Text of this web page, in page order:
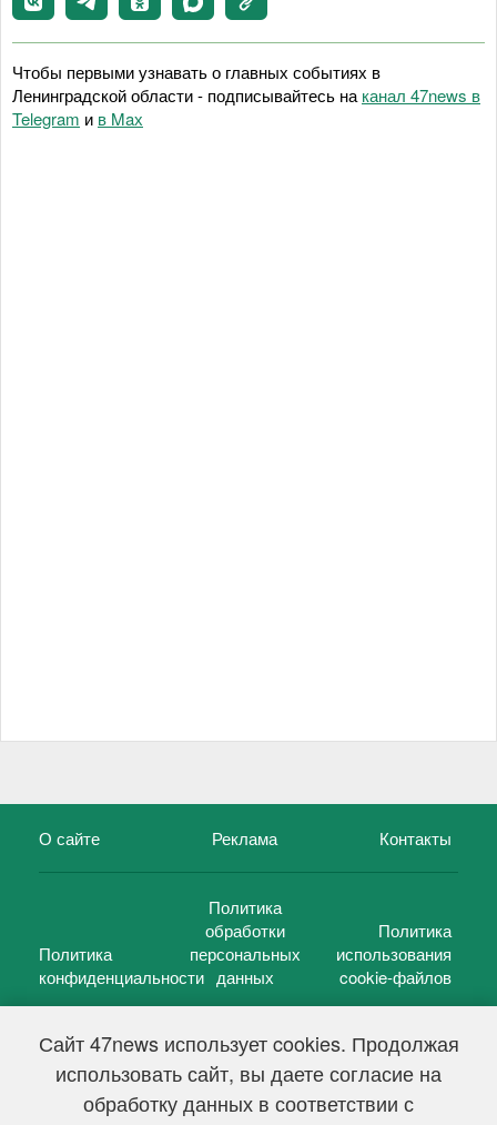
Сайт 47news использует cookies. Продолжая
использовать сайт, вы даете согласие на
обработку данных в соответствии с
Чтобы первыми узнавать о главных событиях в
Ленинградской области - подписывайтесь на канал 47news в
Telegram и в Maх
О сайте Реклама Контакты
Политика
конфиденциальности
Политика
обработки
персональных
данных
Политика
использования
cookie-файлов
47 новостей (47 news)2005 — 2026 г.
Свидетельство о регистрации СМИ Эл № ФС 77-39848, выдано